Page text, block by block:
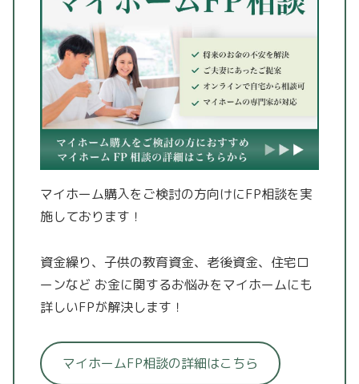
マイホーム購入をご検討の方向けにFP相談を実
施しております！
資金繰り、子供の教育資金、老後資金、住宅ロ
ーンなど お金に関するお悩みをマイホームにも
詳しいFPが解決します！
マイホームFP相談の詳細はこちら